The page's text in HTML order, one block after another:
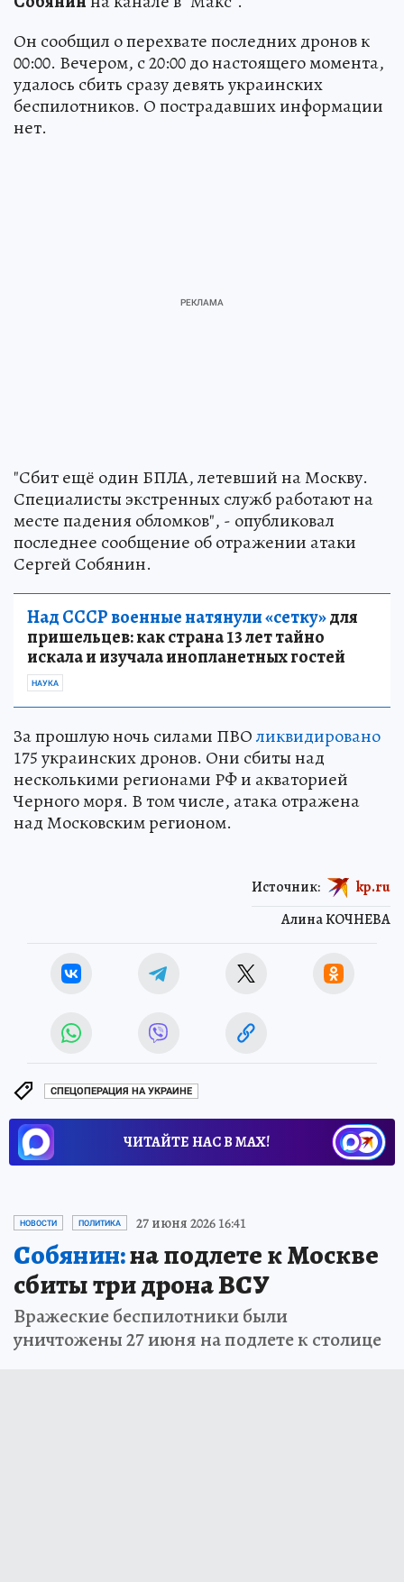
Он сообщил о перехвате последних дронов к
00:00. Вечером, с 20:00 до настоящего момента,
удалось сбить сразу девять украинских
беспилотников. О пострадавших информации
нет.
"Сбит ещё один БПЛА, летевший на Москву.
Специалисты экстренных служб работают на
месте падения обломков", - опубликовал
последнее сообщение об отражении атаки
Сергей Собянин.
Над СССР военные натянули «сетку»для
пришельцев: как страна 13 лет тайно
искала и изучала инопланетных гостей
НАУКА
За прошлую ночь силами ПВОликвидировано
175 украинских дронов. Они сбиты над
несколькими регионами РФ и акваторией
Черного моря. В том числе, атака отражена
над Московским регионом.
Алина КОЧНЕВА
Источник: kp.ru
СПЕЦОПЕРАЦИЯ НА УКРАИНЕ
ЧИТАЙТЕ НАС В МАХ!
НОВОСТИ ПОЛИТИКА 27 июня 2026 16:41
Собянин:на подлете к Москве
сбиты три дрона ВСУ
Вражеские беспилотники были
уничтожены 27 июня на подлете к столице